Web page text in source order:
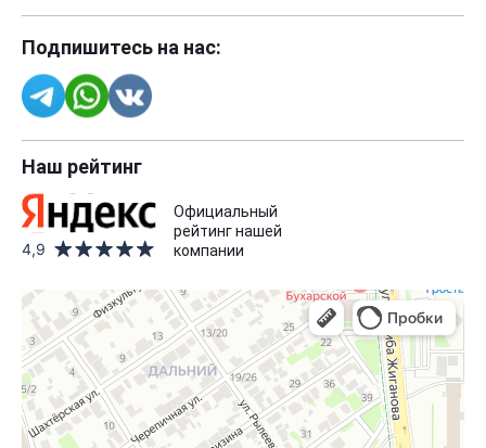
Подпишитесь на нас:
Наш рейтинг
4,9
Официальный
рейтинг нашей
компании